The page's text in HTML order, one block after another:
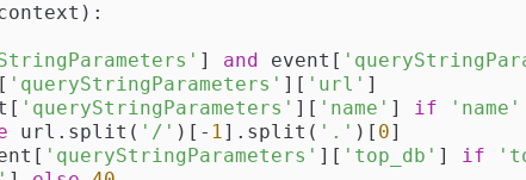
):
] and event[
'queryStringParameters' ][ 'url' ]
'queryStringParameters' ][ 'name' ] if
'name'
url.split( '/' )[- 1].split( '.' )[ 0]
'queryStringParameters' ][ 'top_db' ] if